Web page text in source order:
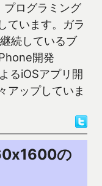
ログラミング
ています。ガラ
続しているブ
開発
るiOSアプリ開
アップしていま
の